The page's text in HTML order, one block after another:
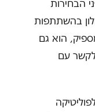
הבחירות
בהשתתפות
הוא גם
עם